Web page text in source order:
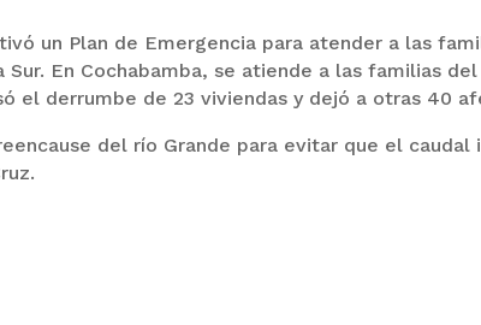
un Plan de Emergencia para atender a las
En Cochabamba, se atiende a las familias
el derrumbe de 23 viviendas y dejó a otras 40
del río Grande para evitar que el caudal